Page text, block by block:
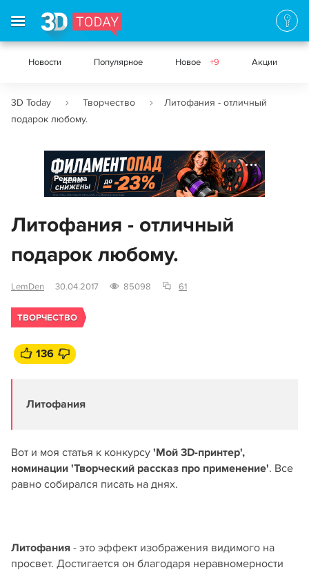
Новости Популярное Новое +9 Акции
3D Today Творчество
Литофания - отличный
подарок любому.
Реклама
Литофания - отличный
подарок любому.
LemDen 30.04.2017 85098 61
ТВОРЧЕСТВО
136
Литофания
Вот и моя статья к конкурсу 'Мой 3D-принтер',
номинации 'Творческий рассказ про применение'. Все
равно собирался писать на днях.
Литофания - это эффект изображения видимого на
просвет. Достигается он благодаря неравномерности